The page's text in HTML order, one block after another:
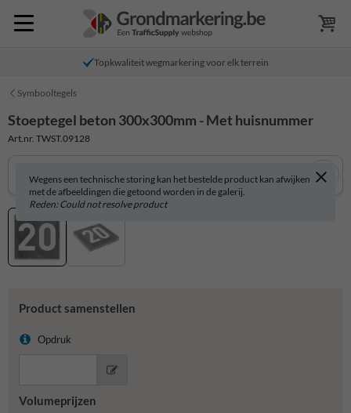
Topkwaliteit wegmarkering voor elk terrein
Symbooltegels
Stoeptegel beton 300x300mm - Met huisnummer
Art.nr. TWST.09128
Wegens een technische storing kan het bestelde product kan afwijken
met de afbeeldingen die getoond worden in de galerij.
Reden: Could not resolve product
Product samenstellen
Opdruk
Volumeprijzen